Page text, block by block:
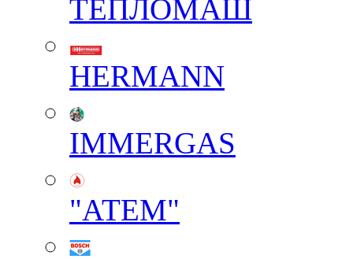
ТЕПЛОМАШ
HERMANN
IMMERGAS
"АТЕМ"